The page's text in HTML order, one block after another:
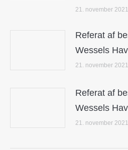
21. november 2021
Referat af
Wessels
21. november 2021
Referat af
Wessels
21. november 2021